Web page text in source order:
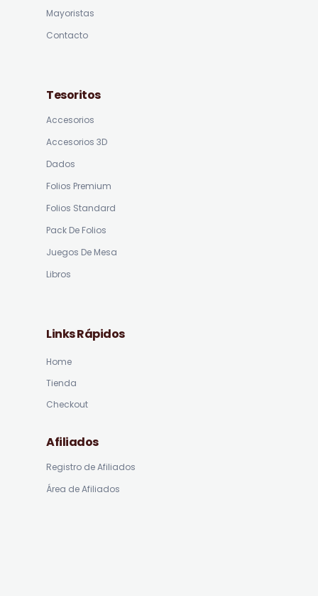
Mayoristas
Contacto
Tesoritos
Accesorios
Accesorios 3D
Dados
Folios Premium
Folios Standard
Pack De Folios
Juegos De Mesa
Libros
Links Rápidos
Home
Tienda
Checkout
Afiliados
Registro de Afiliados
Área de Afiliados